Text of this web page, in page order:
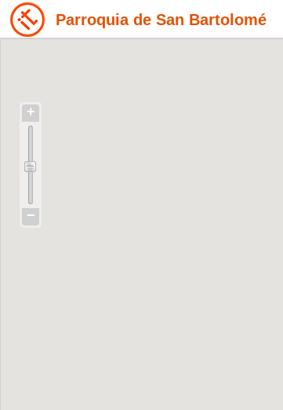
Parroquia de San Bartolomé
+
−